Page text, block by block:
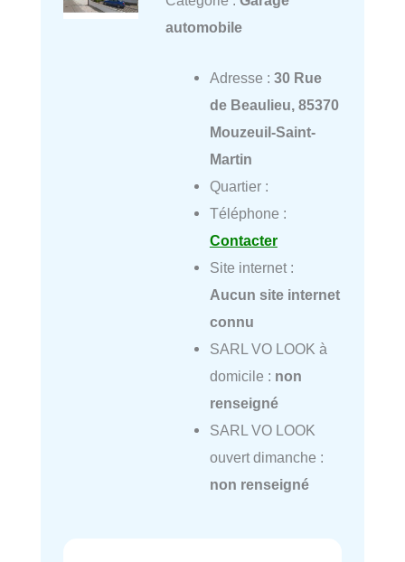
automobile
Adresse : 30 Rue
de Beaulieu, 85370
Mouzeuil-Saint-
Martin
Quartier :
Téléphone :
Contacter
Site internet :
Aucun site internet
connu
SARL VO LOOK à
domicile : non
renseigné
SARL VO LOOK
ouvert dimanche :
non renseigné